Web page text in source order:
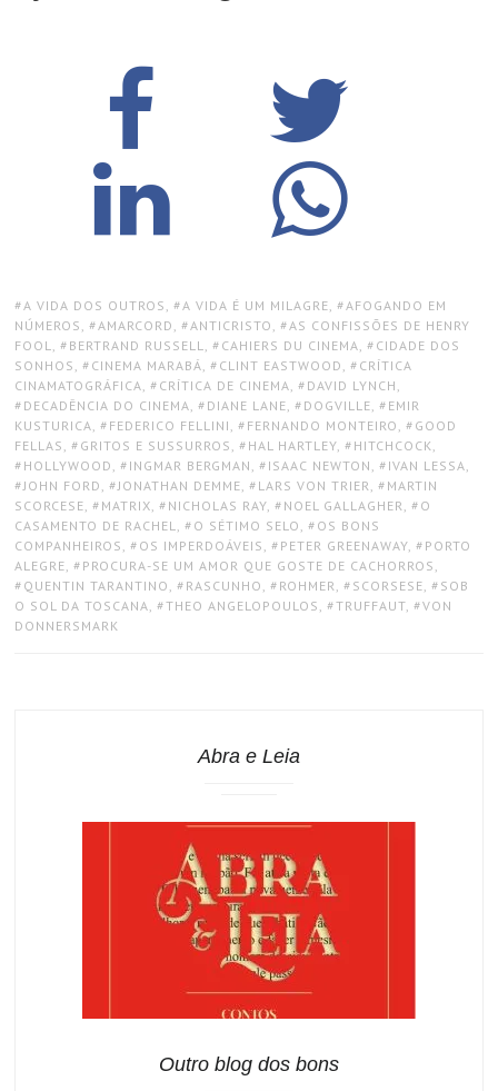
TAGS:
A VIDA DOS OUTROS , A VIDA É UM MILAGRE, AFOGANDO EM
NÚMEROS , AMARCORD , ANTICRISTO , AS CONFISSÕES DE HENRY
FOOL, BERTRAND RUSSELL, CAHIERS DU CINEMA, CIDADE DOS
SONHOS , CINEMA MARABÁ, CLINT EASTWOOD , CRÍTICA
CINAMATOGRÁFICA, CRÍTICA DE CINEMA, DAVID LYNCH ,
DECADÊNCIA DO CINEMA, DIANE LANE, DOGVILLE, EMIR
KUSTURICA, FEDERICO FELLINI , FERNANDO MONTEIRO , GOOD
FELLAS , GRITOS E SUSSURROS , HAL HARTLEY, HITCHCOCK,
HOLLYWOOD , INGMAR BERGMAN , ISAAC NEWTON , IVAN LESSA,
JOHN FORD , JONATHAN DEMME, LARS VON TRIER, MARTIN
SCORCESE, MATRIX, NICHOLAS RAY, NOEL GALLAGHER, O
CASAMENTO DE RACHEL, O SÉTIMO SELO , OS BONS
COMPANHEIROS , OS IMPERDOÁVEIS , PETER GREENAWAY, PORTO
ALEGRE, PROCURA-SE UM AMOR QUE GOSTE DE CACHORROS ,
QUENTIN TARANTINO , RASCUNHO , ROHMER, SCORSESE, SOB
O SOL DA TOSCANA, THEO ANGELOPOULOS , TRUFFAUT, VON
DONNERSMARK
Abra e Leia
Outro blog dos bons